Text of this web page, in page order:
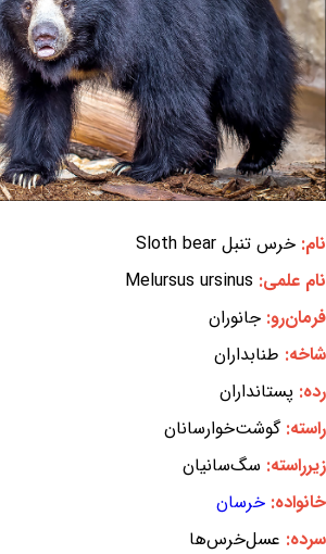
نام: خرس تنبل Sloth bear
نام علمی: Melursus ursinus
فرمان‌رو: جانوران
شاخه: طنابداران
رده: پستانداران
راسته:گوشت‌خوارسانان
زیرراسته: سگ‌سانیان
خانواده: خرسان
سرده: عسل‌خرس‌ها